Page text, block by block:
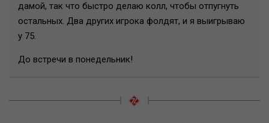
дамой, так что быстро делаю колл, чтобы отпугнуть
остальных. Два других игрока фолдят, и я выигрываю
у 75.
До встречи в понедельник!